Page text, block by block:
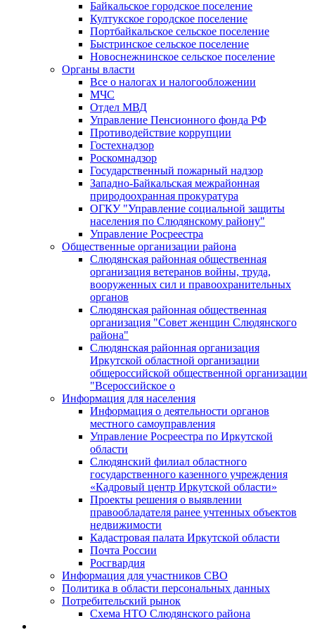
Байкальское городское поселение
Култукское городское поселение
Портбайкальское сельское поселение
Быстринское сельское поселение
Новоснежнинское сельское поселение
Органы власти
Все о налогах и налогообложении
МЧС
Отдел МВД
Управление Пенсионного фонда РФ
Противодействие коррупции
Гостехнадзор
Роскомнадзор
Государственный пожарный надзор
Западно-Байкальская межрайонная
природоохранная прокуратура
ОГКУ "Управление социальной защиты
населения по Слюдянскому району"
Управление Росреестра
Общественные организации района
Слюдянская районная общественная
организация ветеранов войны, труда,
вооруженных сил и правоохранительных
органов
Слюдянская районная общественная
организация "Совет женщин Слюдянского
района"
Слюдянская районная организация
Иркутской областной организации
общероссийской общественной организации
"Всероссийское о
Информация для населения
Информация о деятельности органов
местного самоуправления
Управление Росреестра по Иркутской
области
Слюдянский филиал областного
государственного казенного учреждения
«Кадровый центр Иркутской области»
Проекты решения о выявлении
правообладателя ранее учтенных объектов
недвижимости
Кадастровая палата Иркутской области
Почта России
Росгвардия
Информация для участников СВО
Политика в области персональных данных
Потребительский рынок
Схема НТО Слюдянского района